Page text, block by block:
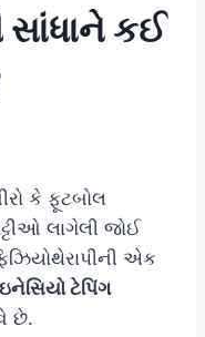
સાંધાને કઈ
કે ફૂટબોલ
લાગેલી જોઈ
એક
ટેપિંગ
છે.